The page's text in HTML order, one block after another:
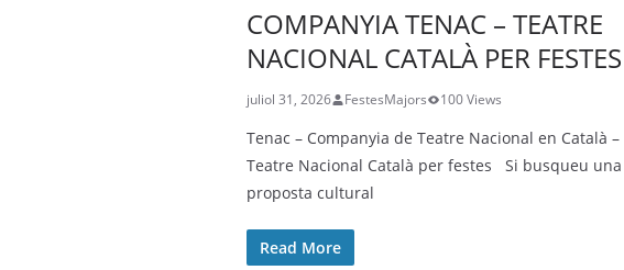
COMPANYIA TENAC – TEATRE
NACIONAL CATALÀ PER FESTES
juliol 31, 2026 FestesMajors 100 Views
Tenac – Companyia de Teatre Nacional en Català –
Teatre Nacional Català per festes Si busqueu una
proposta cultural
Read More